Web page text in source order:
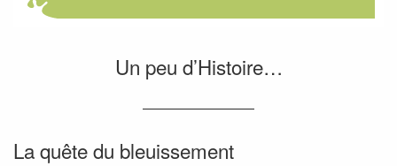
Un peu d’Histoire…
La quête du bleuissement